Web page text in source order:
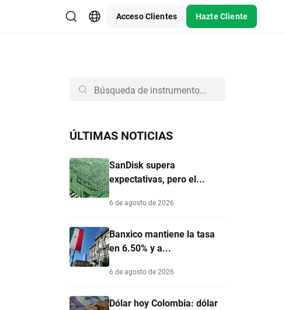
Acceso Clientes Hazte Cliente
ÚLTIMAS NOTICIAS
SanDisk supera
expectativas, pero el...
6 de agosto de 2026
Banxico mantiene la tasa
en 6.50% y a...
6 de agosto de 2026
Dólar hoy Colombia: dólar